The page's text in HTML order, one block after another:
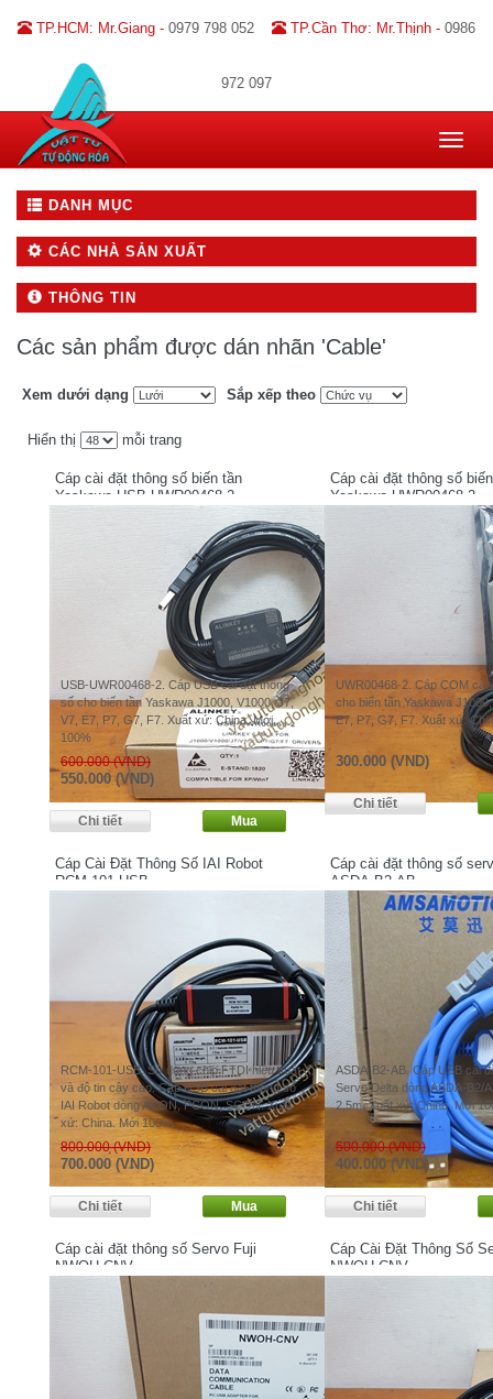
TP.HCM: Mr.Giang - 0979 798 052 TP.Cần Thơ: Mr.Thịnh - 0986
972 097
Toggle
DANH MỤC
CÁC NHÀ SẢN XUẤT
THÔNG TIN
Các sản phẩm được dán nhãn 'Cable'
Xem dưới dạng Sắp xếp theo
Hiển thị mỗi trang
Cáp cài đặt thông số biến tần
Yaskawa USB-UWR00468-2
USB-UWR00468-2. Cáp USB cài đặt thông
số cho biến tần Yaskawa J1000, V1000, J7,
V7, E7, P7, G7, F7. Xuất xứ: China. Mới
100%
600.000 (VND)
550.000 (VND)
Cáp cài đặt thông số
Yaskawa UWR00468-2
UWR00468-2. Cáp COM cài
cho biến tần Yaskawa
E7, P7, G7, F7. Xuất xứ:
300.000 (VND)
Cáp Cài Đặt Thông Số IAI Robot
RCM-101-USB
RCM-101-USB. Sử dụng chip FTDI hiệu suất
và độ tin cậy cao. Cáp USB cài đặt thông số
IAI Robot dòng ACON, PCON, SCON. Xuất
xứ: China. Mới 100%.
800.000 (VND)
700.000 (VND)
Cáp cài đặt thông số
ASDA-B2-AB
ASDA-B2-AB. Cáp USB cài
Servo Delta dòng ASDA-B2/
2,5m. Xuất xứ: China. Mới
500.000 (VND)
400.000 (VND)
Cáp cài đặt thông số Servo Fuji
NWOH-CNV
Cáp Cài Đặt Thông Số
NWOH-CNV